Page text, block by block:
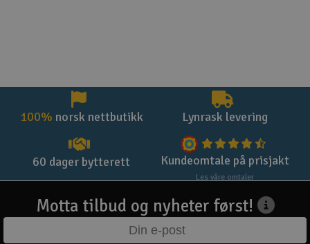
100% norsk nettbutikk Lynrask levering
60 dager bytterett Kundeomtale på prisjakt
Les våre omtaler
Motta tilbud og nyheter først!